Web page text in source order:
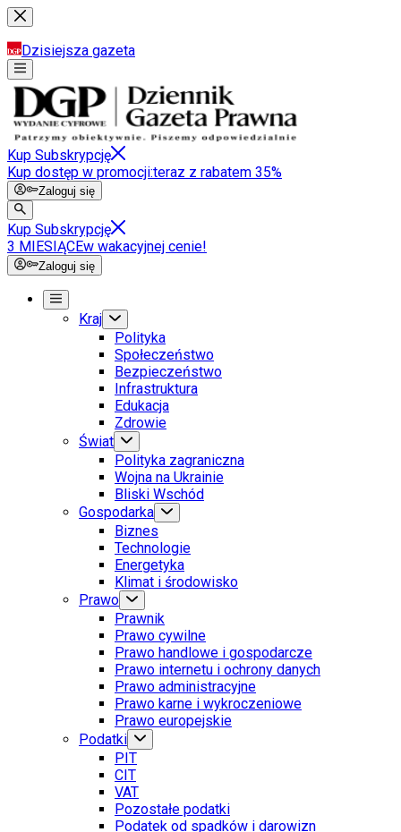
Dzisiejsza gazeta
Kup Subskrypcję
Kup dostęp w promocji:teraz z rabatem 35%
Zaloguj się
Kup Subskrypcję
3 MIESIĄCEw wakacyjnej cenie!
Zaloguj się
Kraj
Polityka
Społeczeństwo
Bezpieczeństwo
Infrastruktura
Edukacja
Zdrowie
Świat
Polityka zagraniczna
Wojna na Ukrainie
Bliski Wschód
Gospodarka
Biznes
Technologie
Energetyka
Klimat i środowisko
Prawo
Prawnik
Prawo cywilne
Prawo handlowe i gospodarcze
Prawo internetu i ochrony danych
Prawo administracyjne
Prawo karne i wykroczeniowe
Prawo europejskie
Podatki
PIT
CIT
VAT
Pozostałe podatki
Podatek od spadków i darowizn